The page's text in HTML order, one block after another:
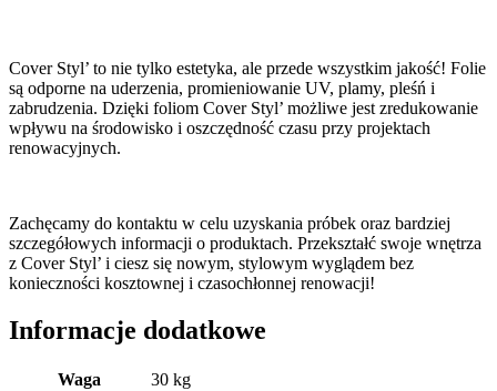
Cover Styl’ to nie tylko estetyka, ale przede wszystkim jakość! Folie
są odporne na uderzenia, promieniowanie UV, plamy, pleśń i
zabrudzenia. Dzięki foliom Cover Styl’ możliwe jest zredukowanie
wpływu na środowisko i oszczędność czasu przy projektach
renowacyjnych.
Zachęcamy do kontaktu w celu uzyskania próbek oraz bardziej
szczegółowych informacji o produktach. Przekształć swoje wnętrza
z Cover Styl’ i ciesz się nowym, stylowym wyglądem bez
konieczności kosztownej i czasochłonnej renowacji!
Informacje dodatkowe
Waga
30 kg